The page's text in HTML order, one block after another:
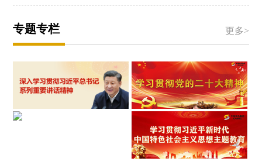
结
构
纸
视
频
文
专题专栏 更多>